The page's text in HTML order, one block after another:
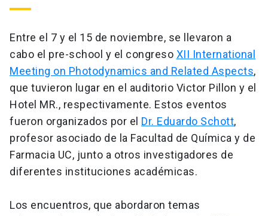
Entre el 7 y el 15 de noviembre, se llevaron a
cabo el pre-school y el congreso XII International
Meeting on Photodynamics and Related Aspects,
que tuvieron lugar en el auditorio Victor Pillon y el
Hotel MR., respectivamente. Estos eventos
fueron organizados por el Dr. Eduardo Schott,
profesor asociado de la Facultad de Química y de
Farmacia UC, junto a otros investigadores de
diferentes instituciones académicas.
Los encuentros, que abordaron temas